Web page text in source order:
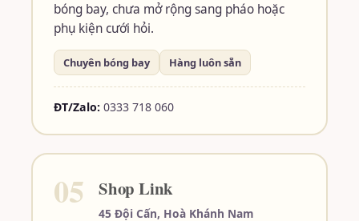
bóng bay, chưa mở rộng sang pháo hoặc
phụ kiện cưới hỏi.
Chuyên bóng bay Hàng luôn sẵn
ĐT/Zalo: 0333 718 060
05 Shop Link
45 Đội Cấn, Hoà Khánh Nam